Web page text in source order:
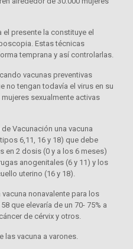
presente la constituye el
Estas técnicas
temprana y así controlarlas.
vacunas preventivas
no tengan todavía el virus en su
sexualmente activas
Vacunación una vacuna
6,11, 16 y 18) que debe
en 2 dosis (0 y a los 6 meses)
anogenitales (6 y 11) y los
uterino (16 y 18).
nonavalente para los
que elevaría de un 70- 75% a
de cérvix y otros.
las vacuna a varones.